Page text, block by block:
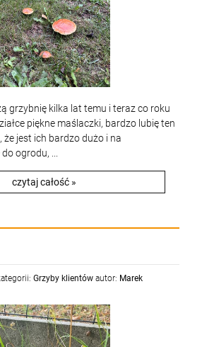
grzybnię kilka lat temu i teraz co roku
piękne maślaczki, bardzo lubię ten
jest ich bardzo dużo i na
ogrodu, ...
czytaj całość »
Grzyby klientów autor: Marek